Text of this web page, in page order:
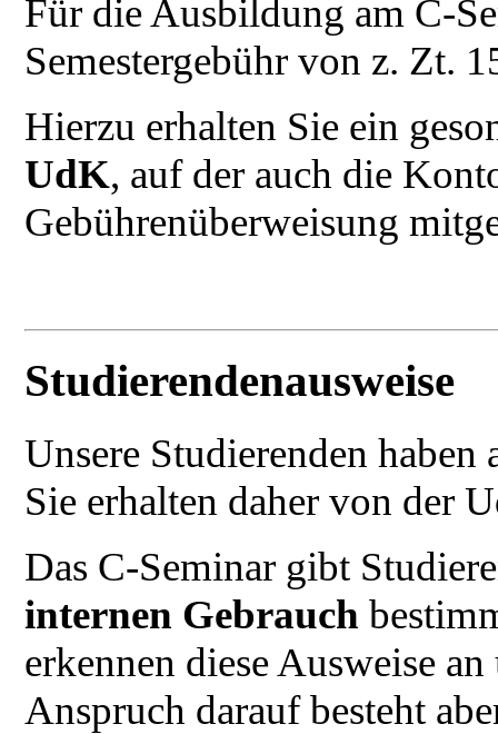
Für die Ausbildung am C-
Semestergebühr von z. Zt.
Hierzu erhalten Sie ein
UdK, auf der auch die
Gebührenüberweisung
Studierendenausweise
Unsere Studierenden
Sie erhalten daher von der
Das C-Seminar gibt
internen Gebrauch
erkennen diese Ausweise
Anspruch darauf besteht